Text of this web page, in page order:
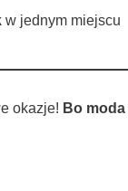
w jednym miejscu
okazje! Bo